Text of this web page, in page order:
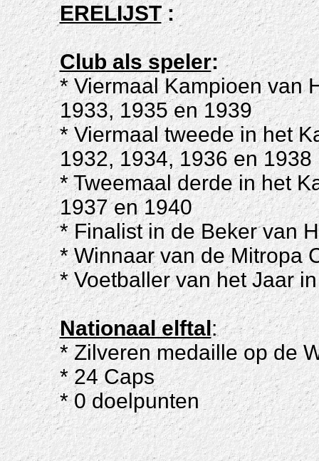
ERELIJST:
Club als speler:
* Viermaal Kampioen van
1933, 1935 en 1939
* Viermaal tweede in het
1932, 1934, 1936 en 1938
* Tweemaal derde in het
1937 en 1940
* Finalist in de Beker van
* Winnaar van de Mitropa
* Voetballer van het Jaar
Nationaal elftal:
* Zilveren medaille op de
* 24 Caps
* 0 doelpunten